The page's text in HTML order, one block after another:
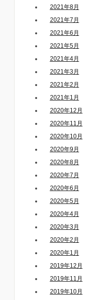
2021年8月
2021年7月
2021年6月
2021年5月
2021年4月
2021年3月
2021年2月
2021年1月
2020年12月
2020年11月
2020年10月
2020年9月
2020年8月
2020年7月
2020年6月
2020年5月
2020年4月
2020年3月
2020年2月
2020年1月
2019年12月
2019年11月
2019年10月